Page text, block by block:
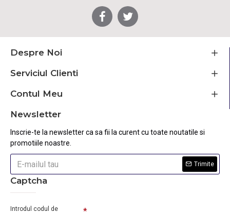
Despre Noi
Serviciul Clienti
Contul Meu
Newsletter
Inscrie-te la newsletter ca sa fii la curent cu toate noutatile si
promotiile noastre.
Trimite
Captcha
Introdul codul de